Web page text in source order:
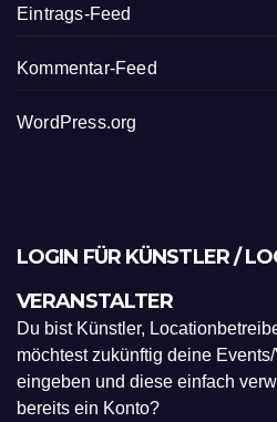
Eintrags-Feed
Kommentar-Feed
WordPress.org
LOGIN FÜR KÜNSTLER /
VERANSTALTER
Du bist Künstler,
möchtest zukünftig deine
eingeben und diese einfach
bereits ein Konto?